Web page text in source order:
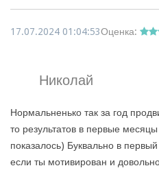
17.07.2024 01:04:53Оценка:
Николай
Нормальненько так за год
то результатов в первые
показалось) Буквально в
если ты мотивирован и